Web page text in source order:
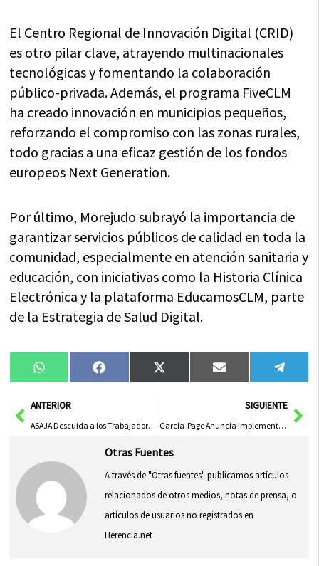
El Centro Regional de Innovación Digital (CRID)
es otro pilar clave, atrayendo multinacionales
tecnológicas y fomentando la colaboración
público-privada. Además, el programa FiveCLM
ha creado innovación en municipios pequeños,
reforzando el compromiso con las zonas rurales,
todo gracias a una eficaz gestión de los fondos
europeos Next Generation.
Por último, Morejudo subrayó la importancia de
garantizar servicios públicos de calidad en toda la
comunidad, especialmente en atención sanitaria y
educación, con iniciativas como la Historia Clínica
Electrónica y la plataforma EducamosCLM, parte
de la Estrategia de Salud Digital.
Compartir
en
WhatsAppCompartir
en
FacebookCompartir
en
X
(Twitter)
Compartir
en
Email
en
AntANTERIOR
ASAJA Descuida a los Trabajadores del Campo en Ciudad Real
SIGUIENTE
García-Page Anuncia Implementación de IA en la Junta para Agilizar Trámites Administrativos desde 2026
Otras Fuentes
A través de "Otras fuentes" publicamos artículos
relacionados de otros medios, notas de prensa, o
artículos de usuarios no registrados en
Herencia.net